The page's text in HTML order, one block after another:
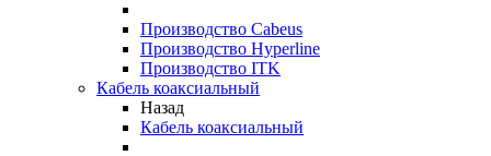
Производство Cabeus
Производство Hyperline
Производство ITK
Кабель коаксиальный
Назад
Кабель коаксиальный